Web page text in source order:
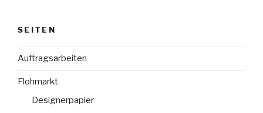
SEITEN
Auftragsarbeiten
Flohmarkt
Designerpapier